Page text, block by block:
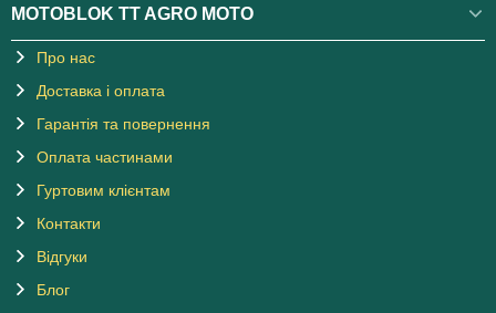
MOTOBLOK TT AGRO MOTO
Про нас
Доставка і оплата
Гарантія та повернення
Оплата частинами
Гуртовим клієнтам
Контакти
Відгуки
Блог